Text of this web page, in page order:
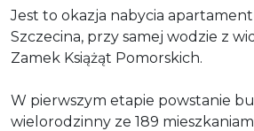
Jest to okazja nabycia
Szczecina, przy samej wodzie z
Zamek Książąt Pomorskich.
W pierwszym etapie powstanie
wielorodzinny ze 189